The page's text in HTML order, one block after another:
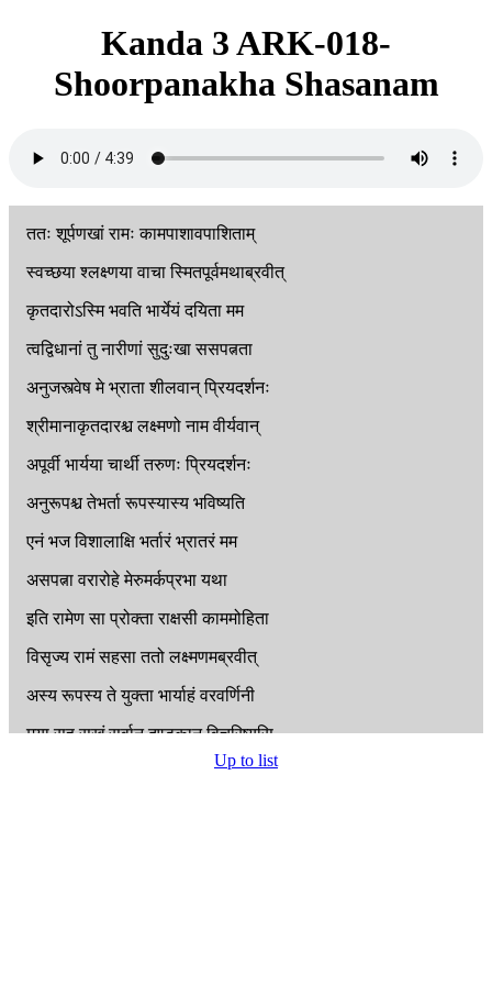
Kanda 3 ARK-018-
Shoorpanakha Shasanam
ततः शूर्पणखां रामः कामपाशावपाशिताम्
स्वच्छया श्लक्ष्णया वाचा स्मितपूर्वमथाब्रवीत्
कृतदारोऽस्मि भवति भार्येयं दयिता मम
त्वद्विधानां तु नारीणां सुदुःखा ससपत्नता
अनुजस्त्वेष मे भ्राता शीलवान् प्रियदर्शनः
श्रीमानाकृतदारश्च लक्ष्मणो नाम वीर्यवान्
अपूर्वी भार्यया चार्थी तरुणः प्रियदर्शनः
अनुरूपश्च तेभर्ता रूपस्यास्य भविष्यति
एनं भज विशालाक्षि भर्तारं भ्रातरं मम
असपत्ना वरारोहे मेरुमर्कप्रभा यथा
इति रामेण सा प्रोक्ता राक्षसी काममोहिता
विसृज्य रामं सहसा ततो लक्ष्मणमब्रवीत्
अस्य रूपस्य ते युक्ता भार्याहं वरवर्णिनी
मया सह सुखं सर्वान् दण्डकान् विचरिष्यसि
वाक्यकोविदः
Up to list